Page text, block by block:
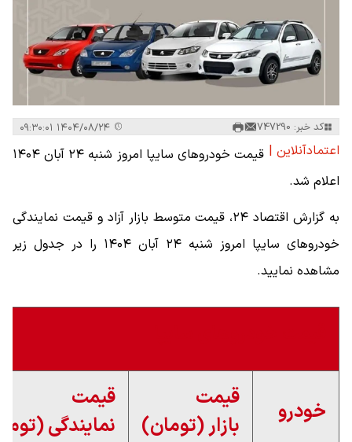
کد خبر: 747290
اعتمادآنلاین |
قیمت خودرو‌های سایپا امروز شنبه ۲۴ آبان ۱۴۰۴
اعلام شد.
به گزارش اقتصاد ۲۴، قیمت متوسط بازار آزاد و قیمت نمایندگی
خودرو‌های سایپا امروز شنبه ۲۴ آبان ۱۴۰۴ را در جدول زیر
مشاهده نمایید.
خودرو
قیمت
بازار (تومان)
قیمت
نمایندگی